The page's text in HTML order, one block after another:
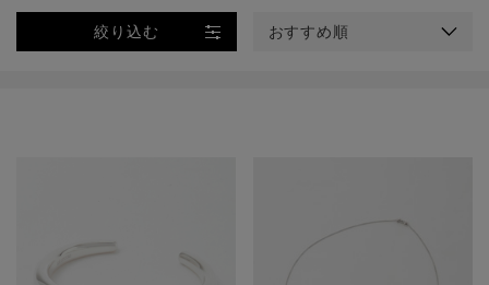
絞り込む おすすめ順